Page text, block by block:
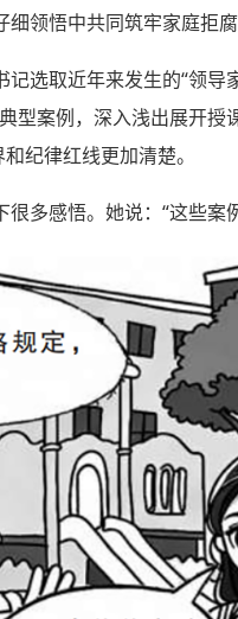
领悟中共同筑牢家庭拒腐
选取近年来发生的“领
型案例，深入浅出展开
纪律红线更加清楚。
多感悟。她说：“这些